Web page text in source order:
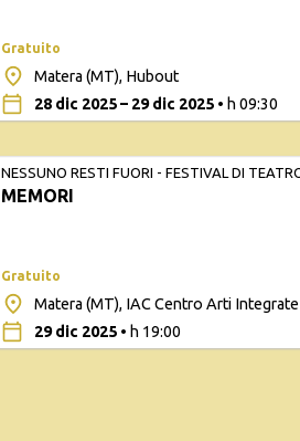
Gratuito
Matera (MT), Hubout
28 dic 2025 – 29 dic 2025• h 09:30
NESSUNO RESTI FUORI - FESTIVAL DI
E PERSONE
MEMORI
Gratuito
Matera (MT), IAC Centro Arti Integrate
29 dic 2025• h 19:00